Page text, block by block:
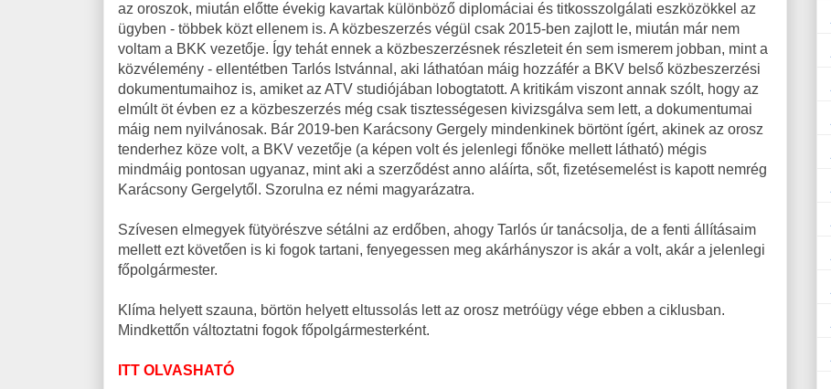
az oroszok, miután előtte évekig kavartak különböző diplomáciai és titkosszolgálati eszközökkel az
ügyben - többek közt ellenem is. A közbeszerzés végül csak 2015-ben zajlott le, miután már nem
voltam a BKK vezetője. Így tehát ennek a közbeszerzésnek részleteit én sem ismerem jobban, mint a
közvélemény - ellentétben Tarlós Istvánnal, aki láthatóan máig hozzáfér a BKV belső közbeszerzési
dokumentumaihoz is, amiket az ATV studiójában lobogtatott. A kritikám viszont annak szólt, hogy az
elmúlt öt évben ez a közbeszerzés még csak tisztességesen kivizsgálva sem lett, a dokumentumai
máig nem nyilvánosak. Bár 2019-ben Karácsony Gergely mindenkinek börtönt ígért, akinek az orosz
tenderhez köze volt, a BKV vezetője (a képen volt és jelenlegi főnöke mellett látható) mégis
mindmáig pontosan ugyanaz, mint aki a szerződést anno aláírta, sőt, fizetésemelést is kapott nemrég
Karácsony Gergelytől. Szorulna ez némi magyarázatra.
Szívesen elmegyek fütyörészve sétálni az erdőben, ahogy Tarlós úr tanácsolja, de a fenti állításaim
mellett ezt követően is ki fogok tartani, fenyegessen meg akárhányszor is akár a volt, akár a jelenlegi
főpolgármester.
Klíma helyett szauna, börtön helyett eltussolás lett az orosz metróügy vége ebben a ciklusban.
Mindkettőn változtatni fogok főpolgármesterként.
ITT OLVASHATÓ